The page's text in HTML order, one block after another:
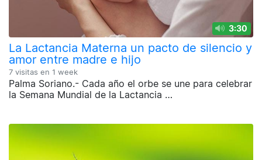
3:30
La Lactancia Materna un pacto de silencio y
amor entre madre e hijo
7 visitas en 1 week
Palma Soriano.- Cada año el orbe se une para celebrar
la Semana Mundial de la Lactancia …